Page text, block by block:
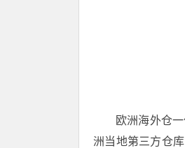
欧洲海外仓
洲当地第三方仓